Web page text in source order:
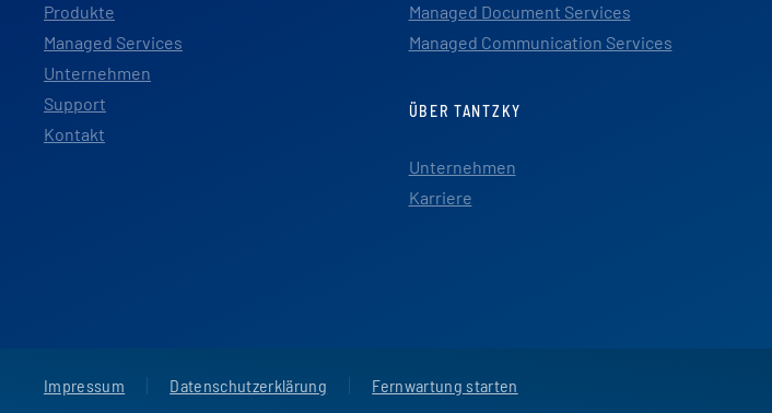
Produkte
Managed Services
Unternehmen
Support
Kontakt
Managed Document Services
Managed Communication Services
ÜBER TANTZKY
Unternehmen
Karriere
Impressum Datenschutzerklärung Fernwartung starten